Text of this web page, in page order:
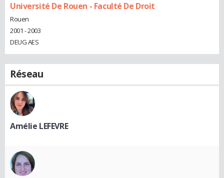
Université De Rouen - Faculté De Droit
Rouen
2001 - 2003
DEUG AES
Réseau
Amélie LEFEVRE